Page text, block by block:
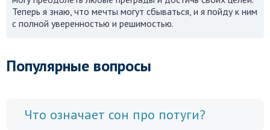
Теперь я знаю, что мечты могут сбываться, и я пойду к ним
с полной уверенностью и решимостью.
Популярные вопросы
Что означает сон про потуги?